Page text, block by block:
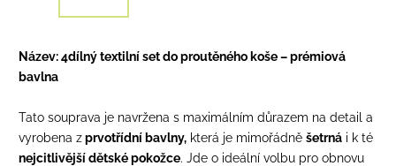
Název: 4dílný textilní set do proutěného koše – prémiová
bavlna
Tato souprava je navržena s maximálním důrazem na detail a
vyrobena zprvotřídní bavlny, která je mimořádně šetrná i k té
nejcitlivější dětské pokožce. Jde o ideální volbu pro obnovu